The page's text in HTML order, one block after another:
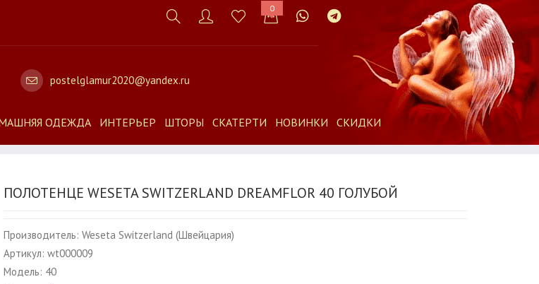
0
postelglamur2020@yandex.ru
ОДЕЖДА ИНТЕРЬЕР ШТОРЫ СКАТЕРТИ НОВИНКИ СКИДКИ
ПОЛОТЕНЦЕ WESETA SWITZERLAND DREAMFLOR 40 ГОЛУБОЙ
Производитель: Weseta Switzerland (Швейцария)
Артикул: wt000009
Модель: 40